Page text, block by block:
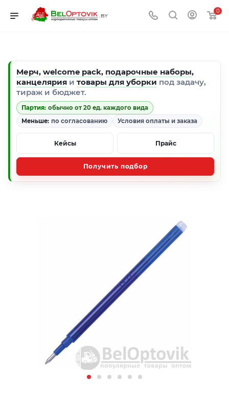
0
Мерч, welcome pack, подарочные наборы,
канцелярия и товары для уборки под задачу,
тираж и бюджет.
Партия: обычно от 20 ед. каждого вида
Меньше: по согласованию Условия оплаты и заказа
Кейсы Прайс
Получить подбор